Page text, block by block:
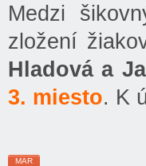
Medzi
zložení
Hladová a
3. miesto. K
MAR